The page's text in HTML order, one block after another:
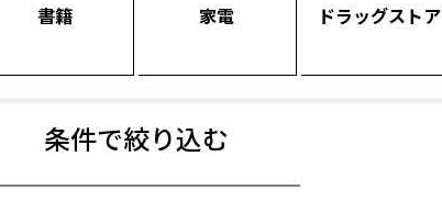
書籍 家電 ドラッグストア
条件で絞り込む